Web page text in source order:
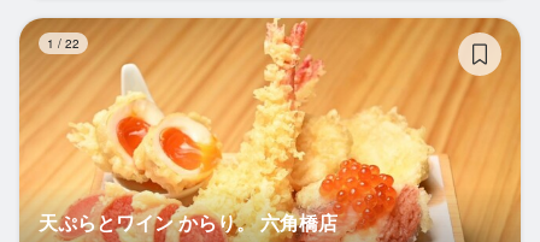
1 / 22
天ぷらとワイン からり。 六角橋店